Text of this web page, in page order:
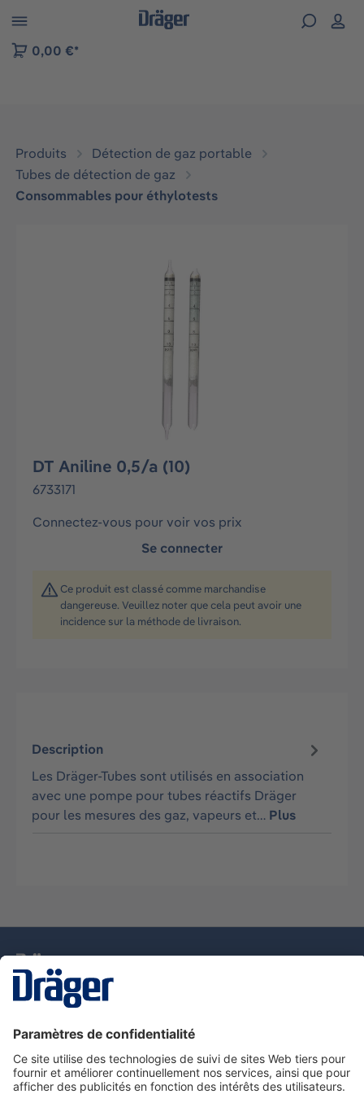
to B2B platform navigation
0,00 €*
Produits
Détection de gaz portable
Tubes de détection de gaz
Consommables pour éthylotests
DT Aniline 0,5/a (10)
6733171
Connectez-vous pour voir vos prix
Se connecter
Ce produit est classé comme marchandise
dangereuse. Veuillez noter que cela peut avoir une
incidence sur la méthode de livraison.
Description
Les Dräger-Tubes sont utilisés en association
avec une pompe pour tubes réactifs Dräger
pour les mesures des gaz, vapeurs et… Plus
Nous contacter
Service de e-commande Dräger